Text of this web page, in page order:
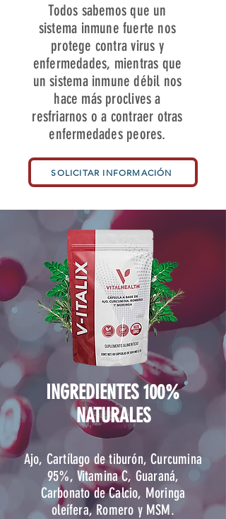
Todos sabemos que un
sistema inmune fuerte nos
protege contra virus y
enfermedades, mientras que
un sistema inmune débil nos
hace más proclives a
resfriarnos o a contraer otras
enfermedades peores.
SOLICITAR INFORMACIÓN
INGREDIENTES 100%
NATURALES
Ajo, Cartílago de tiburón, Curcumina
95%, Vitamina C, Guaraná,
Carbonato de Calcio, Moringa
oleífera, Romero y MSM.